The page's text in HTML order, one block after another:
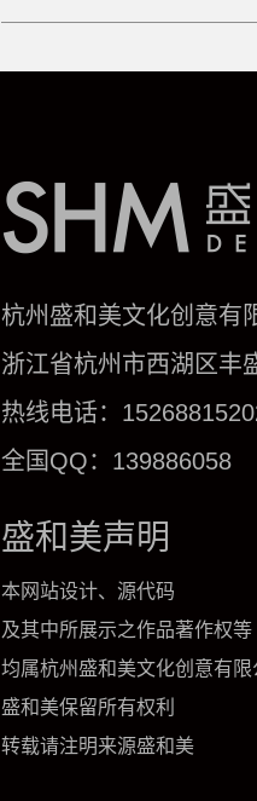
杭州盛和美文化创意有
浙江省杭州市西湖区丰
热线电话：
全国QQ：139886058
盛和美声明
本网站设计、源代码
及其中所展示之作品著作权等
均属杭州盛和美文化创意有限
盛和美保留所有权利
转载请注明来源盛和美